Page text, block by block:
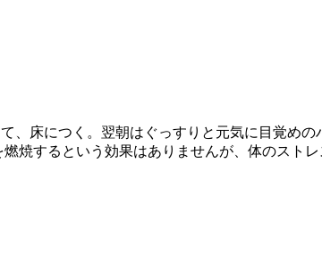
、床につく。翌朝はぐっすりと元気に目覚めの
焼するという効果はありませんが、体のスト